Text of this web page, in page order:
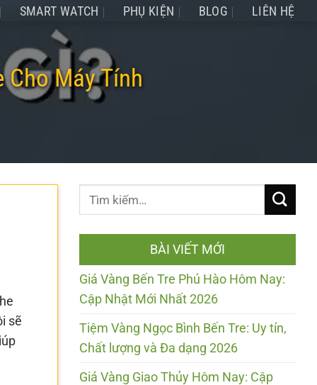
SMART WATCH PHỤ KIỆN BLOG LIÊN HỆ
Cho Máy Tính
sẽ
BÀI VIẾT MỚI
Giá Vàng Bến Tre Phú Hào Hôm Nay:
Cập Nhật Mới Nhất 2026
Tiệm Vàng Ngọc Bình Bến Tre: Uy tín,
Chất lượng và Đa dạng 2026
Giá Vàng Giao Thủy Hôm Nay: Cập